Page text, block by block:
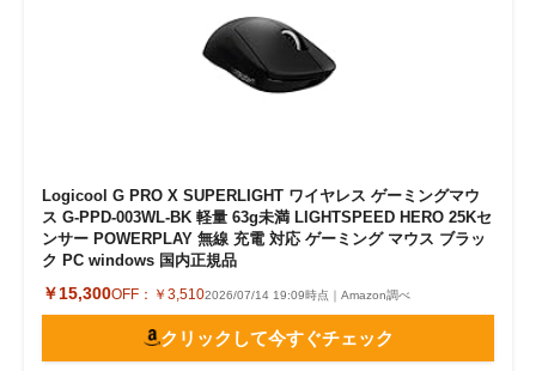
Logicool G PRO X SUPERLIGHT ワイヤレス ゲーミングマウ
ス G-PPD-003WL-BK 軽量 63g未満 LIGHTSPEED HERO 25Kセ
ンサー POWERPLAY 無線 充電 対応 ゲーミング マウス ブラッ
ク PC windows 国内正規品
￥15,300OFF： ￥3,5102026/07/14 19:09時点｜Amazon調べ
クリックして今すぐチェック